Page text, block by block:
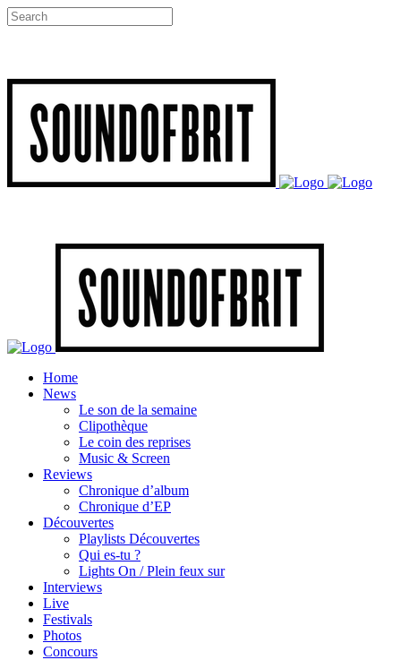
Home
News
Le son de la semaine
Clipothèque
Le coin des reprises
Music & Screen
Reviews
Chronique d’album
Chronique d’EP
Découvertes
Playlists Découvertes
Qui es-tu ?
Lights On / Plein feux sur
Interviews
Live
Festivals
Photos
Concours